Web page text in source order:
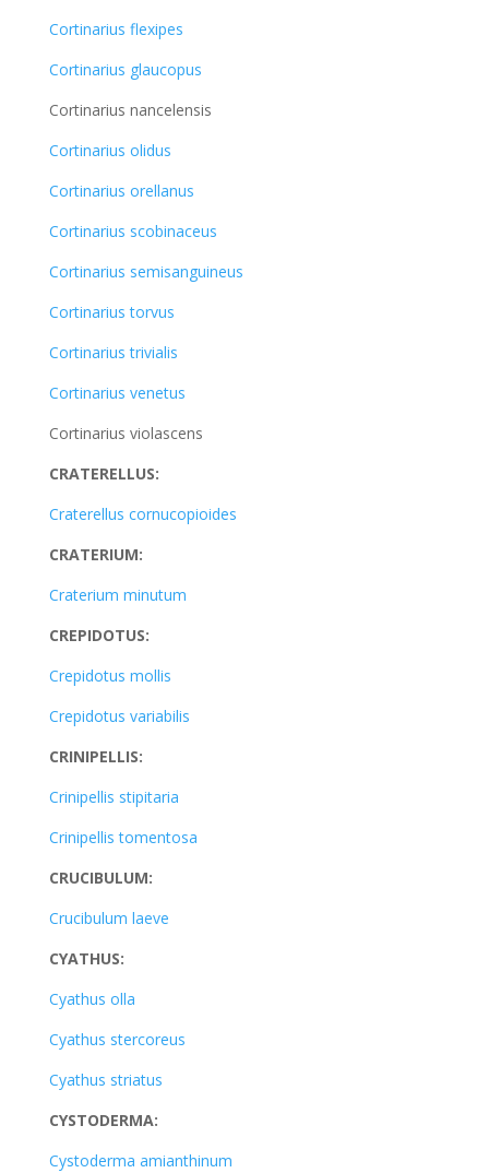
Cortinarius flexipes
Cortinarius glaucopus
Cortinarius nancelensis
Cortinarius olidus
Cortinarius orellanus
Cortinarius scobinaceus
Cortinarius semisanguineus
Cortinarius torvus
Cortinarius trivialis
Cortinarius venetus
Cortinarius violascens
CRATERELLUS:
Craterellus cornucopioides
CRATERIUM:
Craterium minutum
CREPIDOTUS:
Crepidotus mollis
Crepidotus variabilis
CRINIPELLIS:
Crinipellis stipitaria
Crinipellis tomentosa
CRUCIBULUM:
Crucibulum laeve
CYATHUS:
Cyathus olla
Cyathus stercoreus
Cyathus striatus
CYSTODERMA:
Cystoderma amianthinum